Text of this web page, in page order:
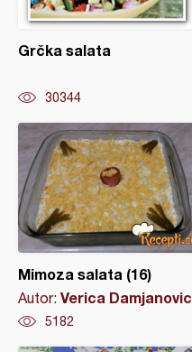
Grčka salata
30344
Mimoza salata (16)
Autor: Verica Damjanovic
5182